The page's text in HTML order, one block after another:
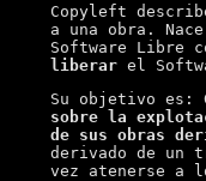
Copyleft
a una obra.
Software Libre
liberarel
Su objetivo es:
sobre la
de sus obras
derivado de un
vez atenerse a